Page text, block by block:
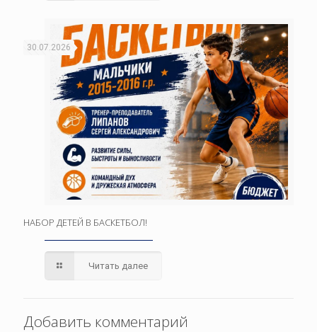
30.07.2026
НАБОР ДЕТЕЙ В БАСКЕТБОЛ!
Читать далее
Добавить комментарий